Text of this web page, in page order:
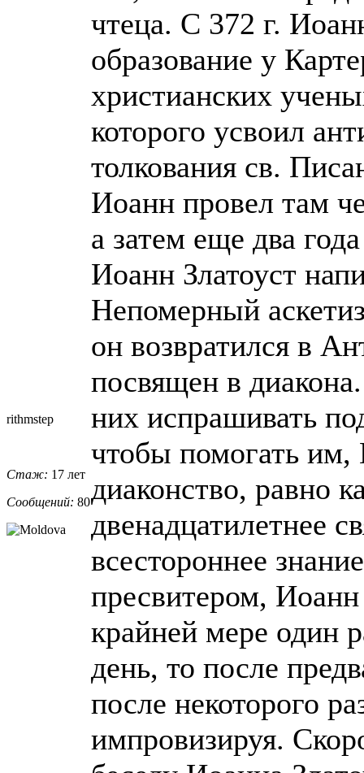
rithmstep
Стаж: 17 лет
Сообщений: 80
чтеца. С 372 г.
образование у
христианских
которого усвоил
толкования св.
Иоанн провел там
а затем еще два
Иоанн Златоуст
Непомерный
он возвратился в
посвящен в
них испрашивать
чтобы помогать им,
диаконство, равно
двенадцатилетнее
всестороннее
пресвитером, Иоанн
крайней мере один
день, то после
после некоторого
импровизируя.